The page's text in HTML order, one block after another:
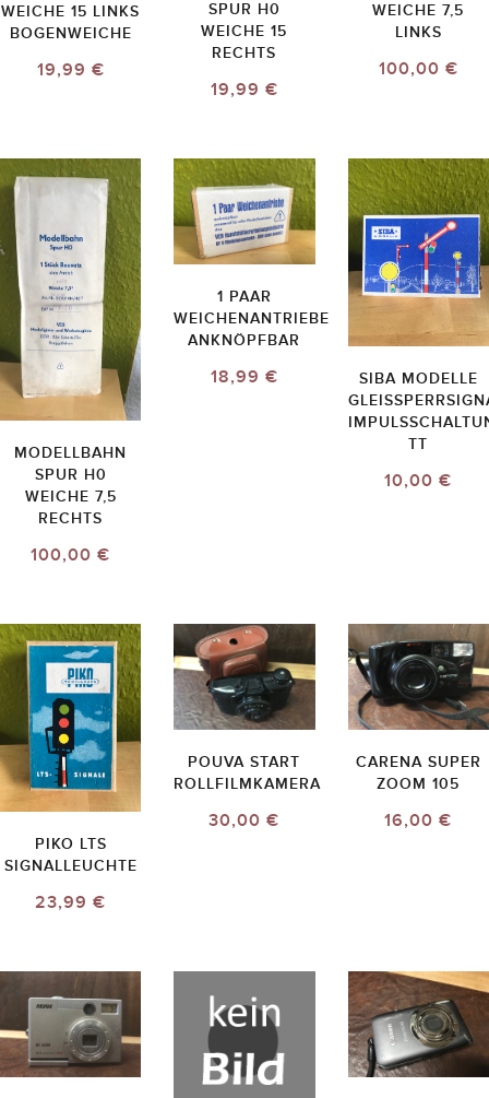
WEICHE 15 LINKS
BOGENWEICHE
19,99 €
SPUR H0
WEICHE 15
RECHTS
19,99 €
WEICHE 7,5
LINKS
100,00 €
MODELLBAHN
SPUR H0
WEICHE 7,5
RECHTS
100,00 €
1 PAAR
WEICHENANTRIEBE
ANKNÖPFBAR
18,99 €
SIBA MODELLE
TT
10,00 €
PIKO LTS
SIGNALLEUCHTE
23,99 €
POUVA START
ROLLFILMKAMERA
30,00 €
CARENA SUPER
ZOOM 105
16,00 €